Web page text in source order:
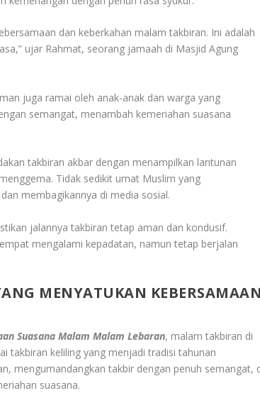
dan keberkahan malam takbiran. Ini adalah
ujar Rahmat, seorang jamaah di Masjid Agung
juga ramai oleh anak-anak dan warga yang
semangat, menambah kemeriahan suasana
takbiran akbar dengan menampilkan lantunan
Tidak sedikit umat Muslim yang
membagikannya di media sosial.
jalannya takbiran tetap aman dan kondusif.
mengalami kepadatan, namun tetap berjalan
MENYATUKAN
Suasana Malam Malam Lebaran, malam takbiran di
takbiran keliling yang menjadi tradisi tahunan
mengumandangkan takbir dengan penuh semangat,
suasana.